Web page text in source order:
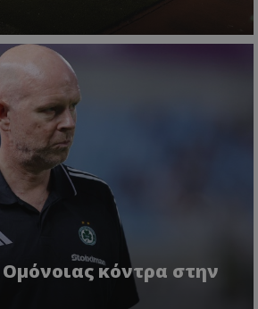
κόντρα στην